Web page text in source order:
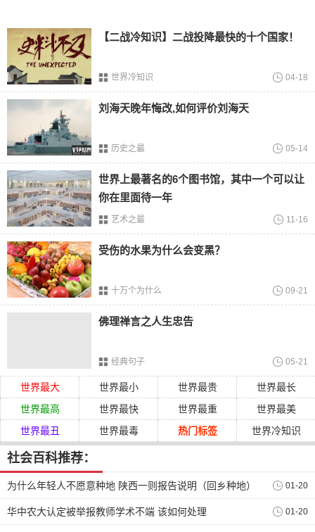
现场勘查
警方经过现场勘查后发现死者已留在了宿舍卫生间阳台，并
且在阳台的护栏上也有着死者的指纹，在寝室以及卫生间的
阳台处并没有发现其他的异常现象，经过法医的尸检可以表
明死者的损伤完全符合高空坠亡特征，没有发现其他外伤，
也没有发现身体里有毒性，警方暂时可以排除这是一起刑事
案件，不过女生家属发文表示死者在。跳楼前一天晚上11点
左右遭到同寝室以及其他班学生的辱骂，一直
点。
生死之隔
【二战冷知识】二战投降最快的十个国家！
世界冷知识 04-18
刘海天晚年悔改,如何评价刘海天
历史之最 05-14
世界上最著名的6个图书馆，其中一个可以让
你在里面待一年
艺术之最 11-16
受伤的水果为什么会变黑？
十万个为什么 09-21
佛理禅言之人生忠告
经典句子 05-21
世界最大 世界最小 世界最贵
世界最长
世界最高
世界最快 世界最重
世界最美
世界最丑
世界最毒 热门标签 世界冷知识
社会百科推荐：
为什么年轻人不愿意种地 陕西一则报告说明（回乡种地） 01-20
华中农大认定被举报教师学术不端 该如何处理 01-20